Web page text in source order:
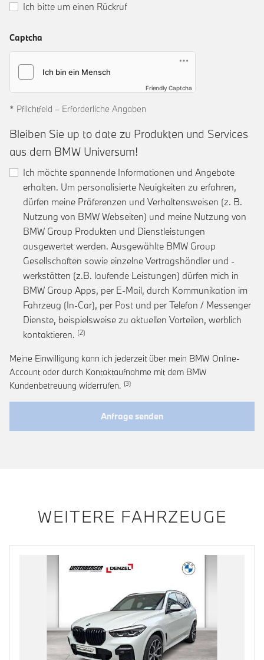
Ich bitte um einen Rückruf
Captcha
Friendly Captcha
* Pflichtfeld – Erforderliche Angaben
Bleiben Sie up to date zu Produkten und Services
aus dem BMW Universum!
Ich möchte spannende Informationen und Angebote
erhalten. Um personalisierte Neuigkeiten zu erfahren,
dürfen meine Präferenzen und Verhaltensweisen (z. B.
Nutzung von BMW Webseiten) und meine Nutzung von
BMW Group Produkten und Dienstleistungen
ausgewertet werden. Ausgewählte BMW Group
Gesellschaften sowie einzelne Vertragshändler und -
werkstätten (z.B. laufende Leistungen) dürfen mich in
BMW Group Apps, per E-Mail, durch Kommunikation im
Fahrzeug (In-Car), per Post und per Telefon / Messenger
Dienste, beispielsweise zu aktuellen Vorteilen, werblich
kontaktieren. Link zur Fußnote: Einwilligung zur
Meine Einwilligung kann ich jederzeit über mein BMW Online-
Account oder durch Kontaktaufnahme mit dem BMW
Kundenbetreuung widerrufen. Link zur Fußnote: Widerruf der
Anfrage senden
WEITERE FAHRZEUGE